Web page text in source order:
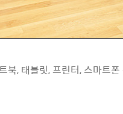
북, 태블릿, 프린터, 스마트